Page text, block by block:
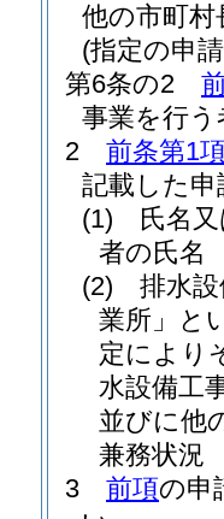
他の市町
(指定の申
第6条の2
事業を行
2
前条第1
記載した
(1)
氏名
者の氏名
(2)
排水
業所」と
定により
水設備工
並びに他
兼務状況
3
前項の申